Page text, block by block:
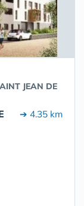
JEAN DE
➔ 4.35 km